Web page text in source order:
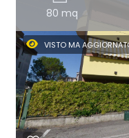
80 mq
VISTO MA